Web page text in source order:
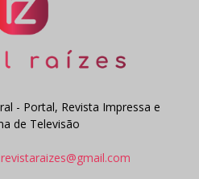
- Portal, Revista Impressa e
de Televisão